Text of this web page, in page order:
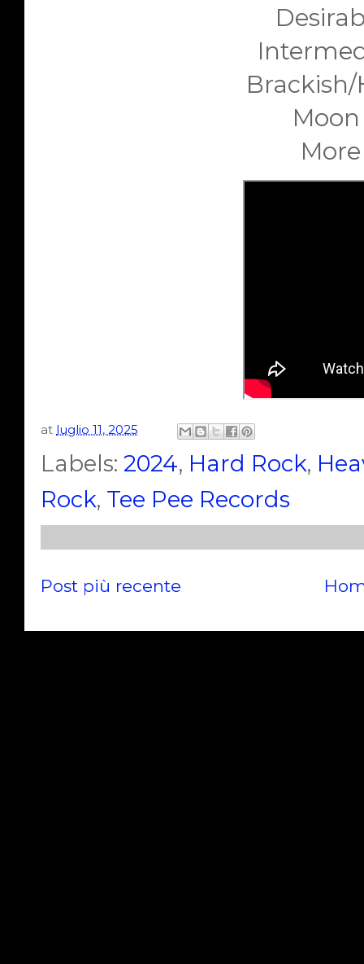
at luglio 11, 2025
Labels: 2024, Hard Rock,
Rock, Tee Pee Records
Post più recente